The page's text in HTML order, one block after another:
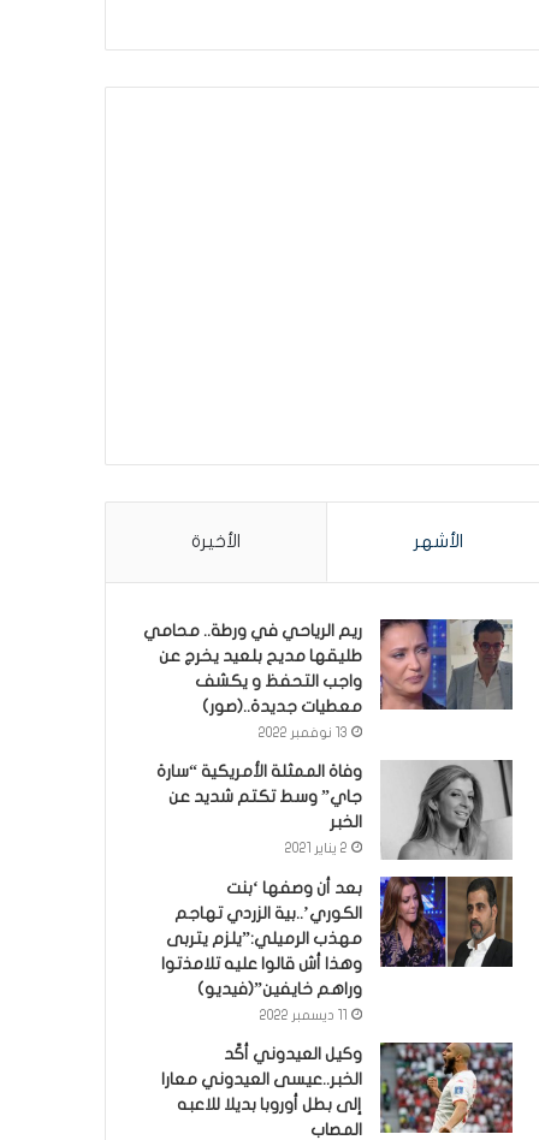
الأشهر الأخيرة
ريم الرياحي في ورطة.. محامي
طليقها مديح بلعيد يخرج عن
واجب التحفظ و يكشف
معطيات جديدة..(صور)
13 نوفمبر 2022
وفاة الممثلة الأمريكية “سارة
جاي” وسط تكتم شديد عن
الخبر
2 يناير 2021
بعد أن وصفها ‘بنت
الكوري’..بية الزردي تهاجم
مهذب الرميلي:”يلزم يتربى
وهذا أش قالوا عليه تلامذتوا
وراهم خايفين”(فيديو)
وكيل العيدوني أكّد
الخبر..عيسى العيدوني معارا
إلى بطل أوروبا بديلا للاعبه
المصاب